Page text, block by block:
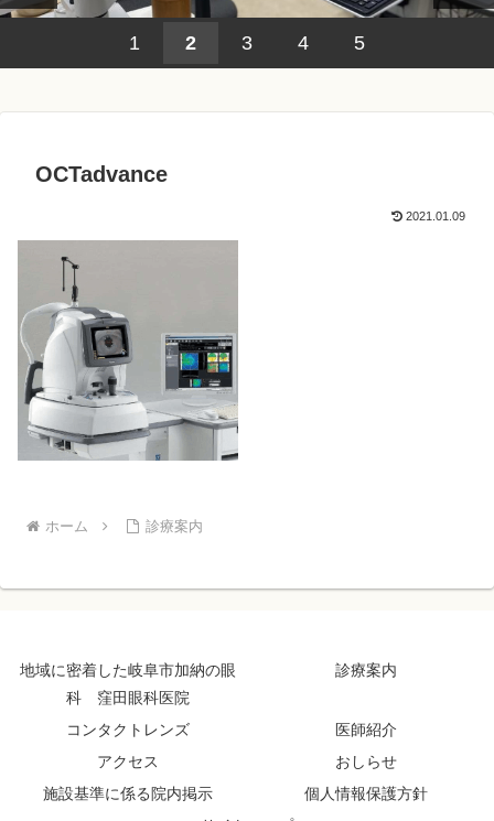
1 2 3 4 5
OCTadvance
2021.01.09
ホーム 診療案内
地域に密着した岐阜市加納の眼
科 窪田眼科医院
診療案内
コンタクトレンズ
医師紹介
アクセス
おしらせ
施設基準に係る院内掲示
個人情報保護方針